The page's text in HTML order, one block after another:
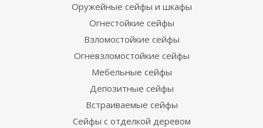
Оружейные сейфы и шкафы
Огнестойкие сейфы
Взломостойкие сейфы
Огневзломостойкие сейфы
Мебельные сейфы
Депозитные сейфы
Встраиваемые сейфы
Сейфы с отделкой деревом